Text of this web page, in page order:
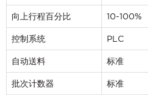
向上行程百分比 10-100%
控制系统 PLC
自动送料 标准
批次计数器 标准